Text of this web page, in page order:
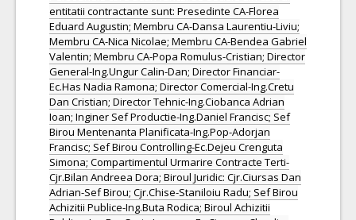
entitatii contractante sunt: Presedinte CA-Florea
Eduard Augustin; Membru CA-Dansa Laurentiu-Liviu;
Membru CA-Nica Nicolae; Membru CA-Bendea Gabriel
Valentin; Membru CA-Popa Romulus-Cristian; Director
General-Ing.Ungur Calin-Dan; Director Financiar-
Ec.Has Nadia Ramona; Director Comercial-Ing.Cretu
Dan Cristian; Director Tehnic-Ing.Ciobanca Adrian
Ioan; Inginer Sef Productie-Ing.Daniel Francisc; Sef
Birou Mentenanta Planificata-Ing.Pop-Adorjan
Francisc; Sef Birou Controlling-Ec.Dejeu Crenguta
Simona; Compartimentul Urmarire Contracte Terti-
Cjr.Bilan Andreea Dora; Biroul Juridic: Cjr.Ciursas Dan
Adrian-Sef Birou; Cjr.Chise-Staniloiu Radu; Sef Birou
Achizitii Publice-Ing.Buta Rodica; Biroul Achizitii